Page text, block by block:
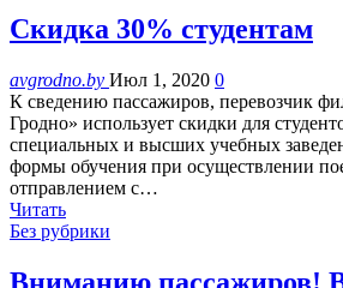
Скидка 30% студентам
avgrodno.by Июл 1, 2020 0
К сведению пассажиров, перевозчик
Гродно» использует скидки для
специальных и высших учебных
формы обучения при осуществлении
отправлением с…
Читать
Без рубрики